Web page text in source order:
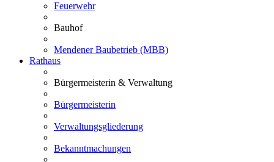
Feuerwehr
Bauhof
Mendener Baubetrieb (MBB)
Rathaus
Bürgermeisterin & Verwaltung
Bürgermeisterin
Verwaltungsgliederung
Bekanntmachungen